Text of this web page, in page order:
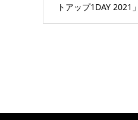
トアップ1DAY 2021